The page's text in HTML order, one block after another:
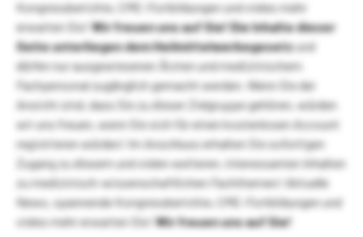
Kongressberichte, CME-Fortbildungen und vieles mehr
erwarten Sie!Wir freuen uns auf Sie!Die Inhalte dieser
Seite unterliegen dem Heilmittelwerbegesetzund
dürfen nur ausgewiesenen Ärzten und medizinischem
Fachpersonal zugänglich gemacht werden. Wenn Sie der
Ansicht sind, dass Sie zu dieser Zielgruppe gehören, würden
wir uns freuen, wenn Sie sich für einen kostenlosen Account
registrieren würden! Im Anschluss erhalten Sie sofortigen
Zugang zu diesem und vielen weiteren, interessanten Inhalten
zu medizinisch-wissenschaftlichen Fachthemen! Aktuelle
News, spannende Kongressberichte, CME-Fortbildungen und
vieles mehr erwarten Sie!Wir freuen uns auf Sie!